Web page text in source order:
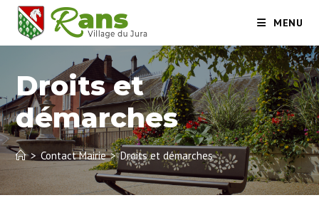
MENU
Droits et
démarches
> Contact Mairie > Droits et démarches